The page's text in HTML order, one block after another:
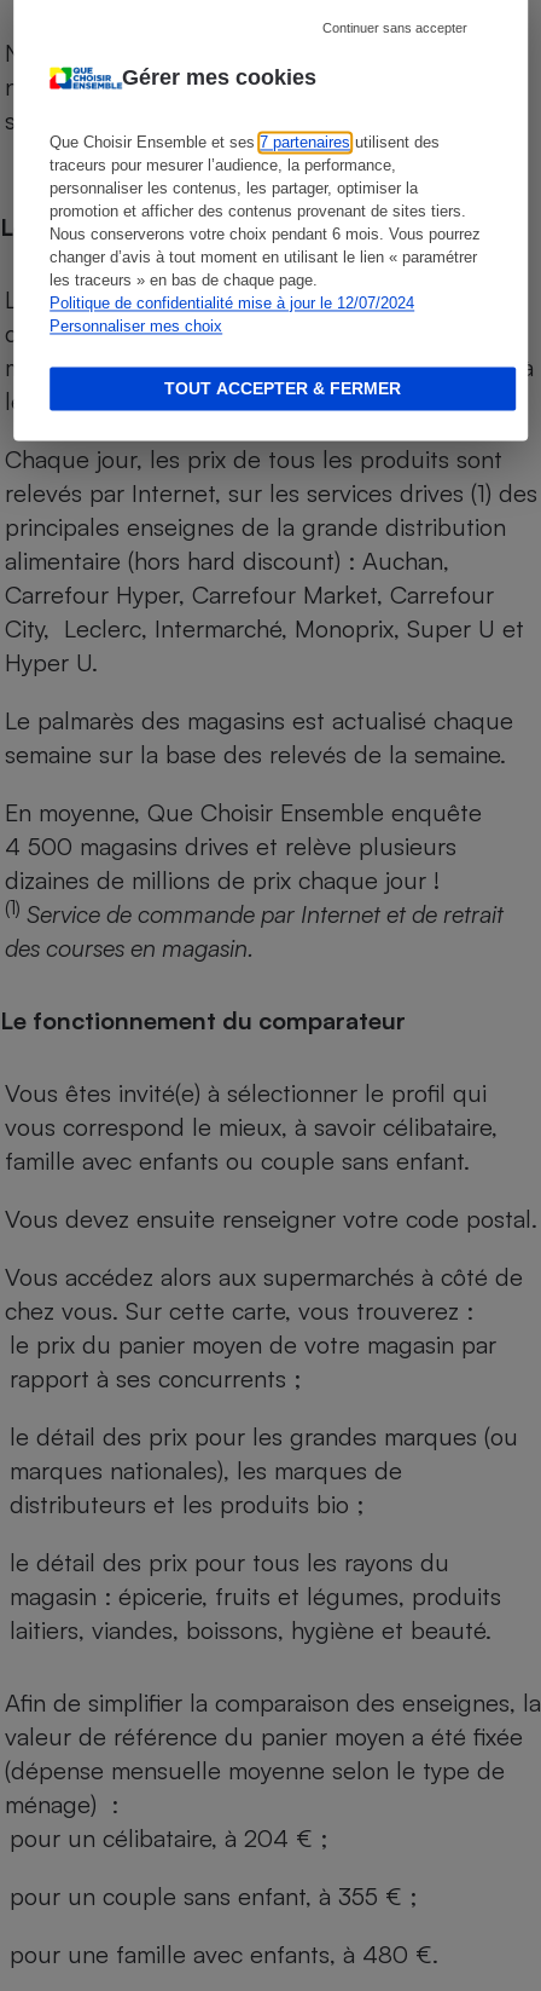
Gérer mes cookies
Que Choisir Ensemble et ses7 partenaires utilisent des
traceurs pour mesurer l’audience, la performance,
personnaliser les contenus, les partager, optimiser la
promotion et afficher des contenus provenant de sites tiers.
Nous conserverons votre choix pendant 6 mois. Vous pourrez
changer d’avis à tout moment en utilisant le lien « paramétrer
les traceurs » en bas de chaque page.
Politique de confidentialité mise à jour le 12/07/2024
Personnaliser mes choix
Continuer sans accepter
TOUT ACCEPTER & FERMER
Notre comparateur de supermarchés propose le
niveau de prix des supermarchés, géolocalisés
sur le territoire français.
Les comparaisons de prix
Les comparaisons sont réalisées sur l’ensemble
des produits des magasins. Les produits de
marques de distributeurs (MDD) sont comparés à
leurs équivalents chez leurs concurrents.
Chaque jour, les prix de tous les produits sont
relevés par Internet, sur les services drives (1) des
principales enseignes de la grande distribution
alimentaire (hors hard discount) : Auchan,
Carrefour Hyper, Carrefour Market, Carrefour
City, Leclerc, Intermarché, Monoprix, Super U et
Hyper U.
Le palmarès des magasins est actualisé chaque
semaine sur la base des relevés de la semaine.
En moyenne, Que Choisir Ensemble enquête
4 500 magasins drives et relève plusieurs
dizaines de millions de prix chaque jour !
(1) Service de commande par Internet et de retrait
des courses en magasin.
Le fonctionnement du comparateur
Vous êtes invité(e) à sélectionner le profil qui
vous correspond le mieux, à savoir célibataire,
famille avec enfants ou couple sans enfant.
Vous devez ensuite renseigner votre code postal.
Vous accédez alors aux supermarchés à côté de
chez vous. Sur cette carte, vous trouverez :
le prix du panier moyen de votre magasin par
rapport à ses concurrents ;
le détail des prix pour les grandes marques (ou
marques nationales), les marques de
distributeurs et les produits bio ;
le détail des prix pour tous les rayons du
magasin : épicerie, fruits et légumes, produits
laitiers, viandes, boissons, hygiène et beauté.
Afin de simplifier la comparaison des enseignes, la
valeur de référence du panier moyen a été fixée
(dépense mensuelle moyenne selon le type de
ménage) :
pour un célibataire, à 204 € ;
pour un couple sans enfant, à 355 € ;
pour une famille avec enfants, à 480 €.